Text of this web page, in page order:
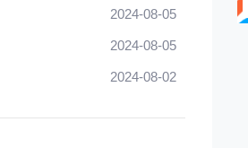
2024-08-05
2024-08-05
2024-08-02